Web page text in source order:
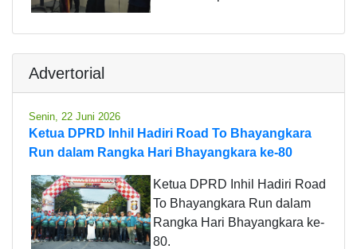
Advertorial
Senin, 22 Juni 2026
Ketua DPRD Inhil Hadiri Road To Bhayangkara
Run dalam Rangka Hari Bhayangkara ke-80
Ketua DPRD Inhil Hadiri Road
To Bhayangkara Run dalam
Rangka Hari Bhayangkara ke-
80.